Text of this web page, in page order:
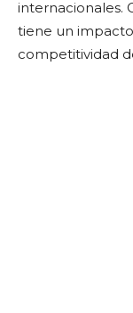
internacionales.
tiene un
competitividad